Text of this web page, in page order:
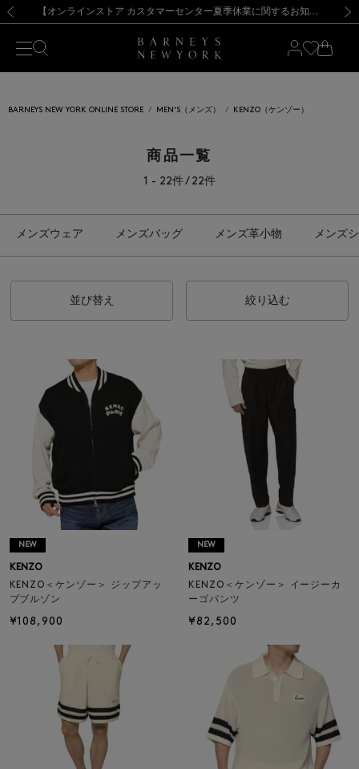
新規登録のお客様も対象！＜MY BARNEYS＞会員のお客様は11,000円（税込）以上のお買上げで常時送料無料！お買い物の際は会員登録を！
【夏季休業に伴う出荷一時停止のお知らせ】(2026.8.7) 【オンラインストア カスタマーセンター夏季休業に関するお知らせ】（2026.8.7）
【夏季休業に伴う返品・交換承り一時停止のお知らせ】（2026.8.5）
熊本県を中心とした地震の影響によるお荷物のお届けについて
【開催中】SUMMER SALEのご案内・ご注意事項 新規登録のお客様も対象！＜MY BARNEYS＞会員のお客様は11,000円（税込）以上のお買上げで常時送料無料！お買い物の際は会員登録を！
【夏季休業に伴う出荷一時停止のお知らせ】(2026.8.7)
BARNEYS NEW YORK ONLINE STORE MEN'S（メンズ） KENZO（ケンゾー）
商品一覧
1 - 22件 / 22件
メンズウェア メンズバッグ メンズ革小物 メンズ
並び替え 絞り込む
NEW
KENZO
KENZO＜ケンゾー＞ ジップアッ
プブルゾン
¥108,900
NEW
KENZO
KENZO＜ケンゾー＞ イージーカ
ーゴパンツ
¥82,500